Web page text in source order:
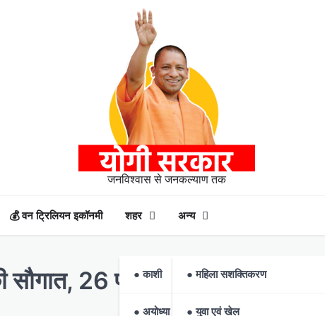
जनविश्वास से जनकल्याण तक
💰 वन ट्रिलियन इकॉनमी शहर
● काशी
● अयोध्या
अन्य
● महिला सशक्तिकरण
● युवा एवं खेल
26 परियोजनाओं का